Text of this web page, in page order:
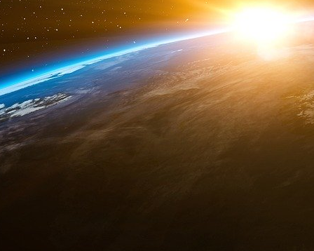
des emboîtements gigognes, des affaires
beaucoup d’autres.
À ce stade, ne perdons pas de vue que nos
l’œuvre en Libye avec un PC de campagne
sur le terrain de la guerre subversive que
djihadistes irakiens et commandos de choc
les missions confiées à notre armée (ou
françaises tiendraient dans le Stade de